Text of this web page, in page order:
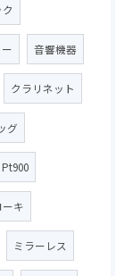
音響機器
クラリネット
グ
Pt900
ーキ
ミラーレス